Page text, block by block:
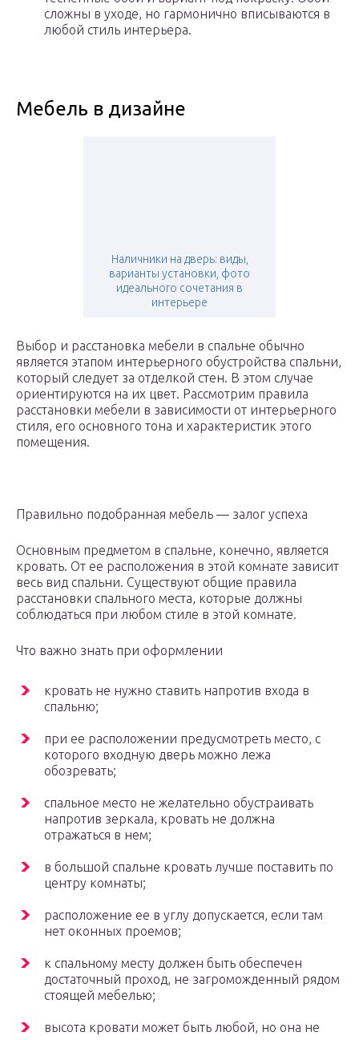
сложны в уходе, но гармонично вписываются в
любой стиль интерьера.
Мебель в дизайне
Наличники на дверь: виды,
варианты установки, фото
идеального сочетания в
интерьере
Выбор и расстановка мебели в спальне обычно
является этапом интерьерного обустройства спальни,
который следует за отделкой стен. В этом случае
ориентируются на их цвет. Рассмотрим правила
расстановки мебели в зависимости от интерьерного
стиля, его основного тона и характеристик этого
помещения.
Правильно подобранная мебель — залог успеха
Основным предметом в спальне, конечно, является
кровать. От ее расположения в этой комнате зависит
весь вид спальни. Существуют общие правила
расстановки спального места, которые должны
соблюдаться при любом стиле в этой комнате.
Что важно знать при оформлении
кровать не нужно ставить напротив входа в
спальню;
при ее расположении предусмотреть место, с
которого входную дверь можно лежа
обозревать;
спальное место не желательно обустраивать
напротив зеркала, кровать не должна
отражаться в нем;
в большой спальне кровать лучше поставить по
центру комнаты;
расположение ее в углу допускается, если там
нет оконных проемов;
к спальному месту должен быть обеспечен
достаточный проход, не загроможденный рядом
стоящей мебелью;
высота кровати может быть любой, но она не